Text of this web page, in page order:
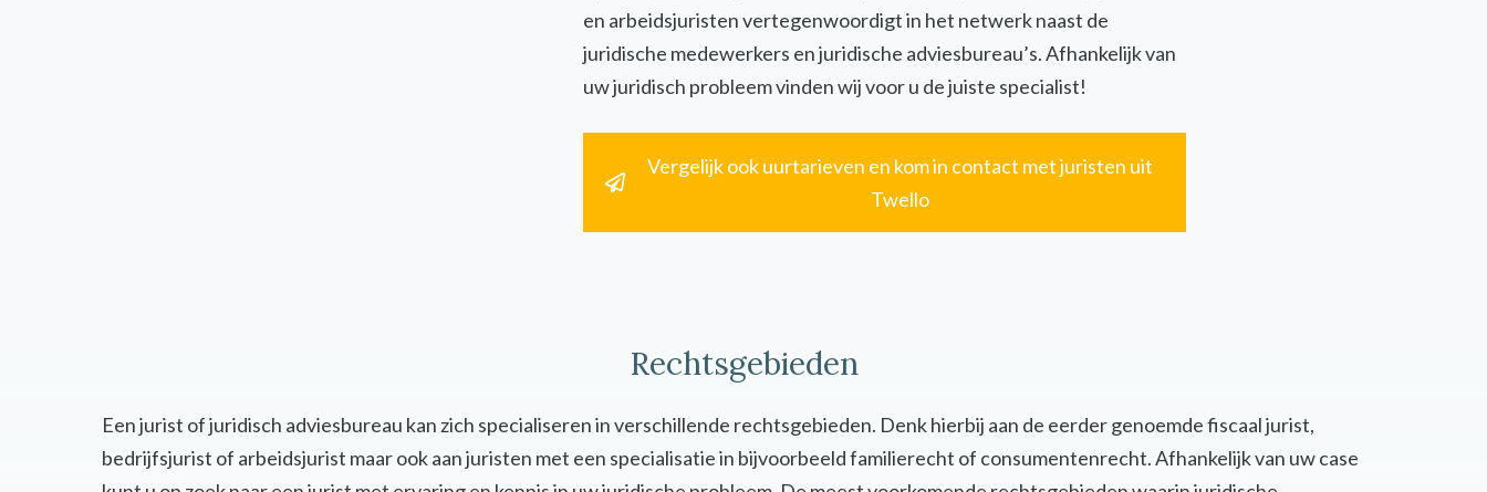
en arbeidsjuristen vertegenwoordigt in het netwerk naast de
juridische medewerkers en juridische adviesbureau’s. Afhankelijk van
uw juridisch probleem vinden wij voor u de juiste specialist!
Vergelijk ook uurtarieven en kom in contact met juristen uit
Twello
Rechtsgebieden
Een jurist of juridisch adviesbureau kan zich specialiseren in verschillende rechtsgebieden. Denk hierbij aan de eerder genoemde fiscaal jurist,
bedrijfsjurist of arbeidsjurist maar ook aan juristen met een specialisatie in bijvoorbeeld familierecht of consumentenrecht. Afhankelijk van uw case